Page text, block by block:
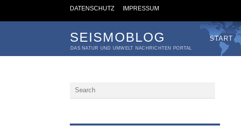
DATENSCHUTZ IMPRESSUM
SEISMOBLOG
DAS NATUR UND UMWELT NACHRICHTEN PORTAL
START